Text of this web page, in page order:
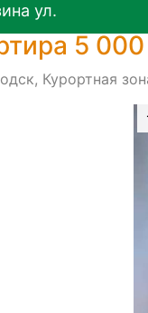
ул.
5
Курортная